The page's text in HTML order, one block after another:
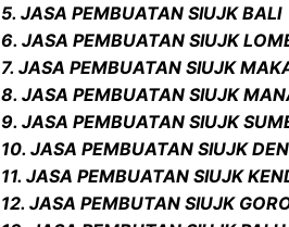
5. JASA PEMBUATAN SIUJK BALI
6. JASA PEMBUATAN SIUJK
7. JASA PEMBUATAN SIUJK
8. JASA PEMBUATAN SIUJK
9. JASA PEMBUATAN SIUJK
10. JASA PEMBUATAN SIUJK
11. JASA PEMBUATAN SIUJK
12. JASA PEMBUTAN SIUJK